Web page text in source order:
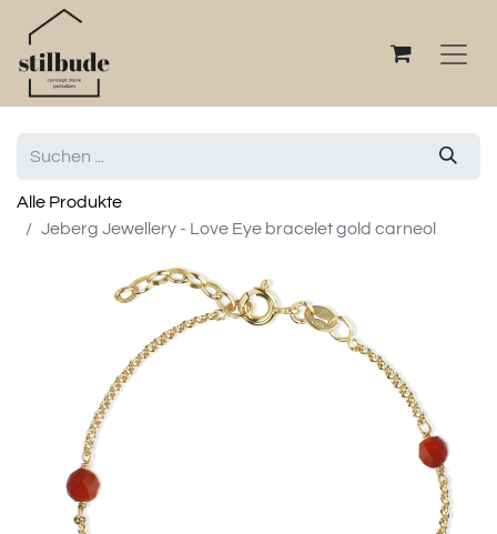
Alle Produkte
Jeberg Jewellery - Love Eye bracelet gold carneol